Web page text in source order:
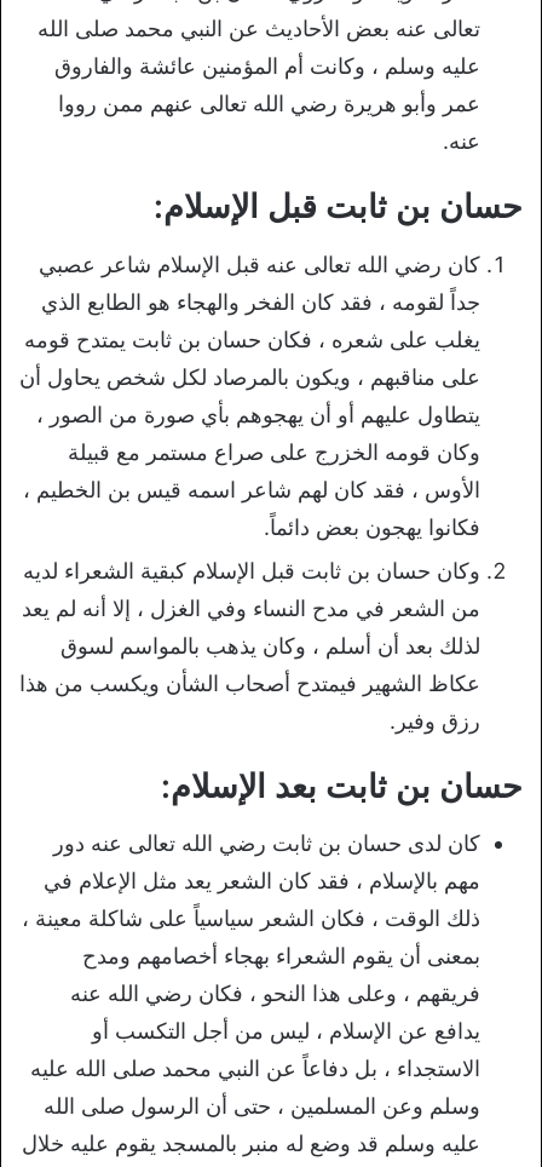
تعالى عنه بعض الأحاديث عن النبي محمد صلى الله
عليه وسلم ، وكانت أم المؤمنين عائشة والفاروق
عمر وأبو هريرة رضي الله تعالى عنهم ممن رووا
عنه.
حسان بن ثابت قبل الإسلام:
كان رضي الله تعالى عنه قبل الإسلام شاعر عصبي
جداً لقومه ، فقد كان الفخر والهجاء هو الطابع الذي
يغلب على شعره ، فكان حسان بن ثابت يمتدح قومه
على مناقبهم ، ويكون بالمرصاد لكل شخص يحاول أن
يتطاول عليهم أو أن يهجوهم بأي صورة من الصور ،
وكان قومه الخزرج على صراع مستمر مع قبيلة
الأوس ، فقد كان لهم شاعر اسمه قيس بن الخطيم ،
فكانوا يهجون بعض دائماً.
وكان حسان بن ثابت قبل الإسلام كبقية الشعراء لديه
من الشعر في مدح النساء وفي الغزل ، إلا أنه لم يعد
لذلك بعد أن أسلم ، وكان يذهب بالمواسم لسوق
عكاظ الشهير فيمتدح أصحاب الشأن ويكسب من هذا
رزق وفير.
حسان بن ثابت بعد الإسلام:
كان لدى حسان بن ثابت رضي الله تعالى عنه دور
مهم بالإسلام ، فقد كان الشعر يعد مثل الإعلام في
ذلك الوقت ، فكان الشعر سياسياً على شاكلة معينة ،
بمعنى أن يقوم الشعراء بهجاء أخصامهم ومدح
فريقهم ، وعلى هذا النحو ، فكان رضي الله عنه
يدافع عن الإسلام ، ليس من أجل التكسب أو
الاستجداء ، بل دفاعاً عن النبي محمد صلى الله عليه
وسلم وعن المسلمين ، حتى أن الرسول صلى الله
عليه وسلم قد وضع له منبر بالمسجد يقوم عليه خلال